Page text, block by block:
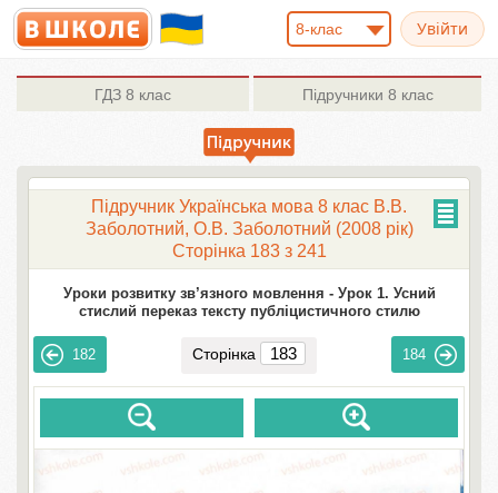
8-клас
ГДЗ 8 клас Підручники 8 клас
Підручник Українська мова 8 клас В.В.
Заболотний, О.В. Заболотний (2008 рік)
Сторінка 183 з 241
Уроки розвитку зв’язного мовлення - Урок 1. Усний
стислий переказ тексту публіцистичного стилю
182 Сторінка 184